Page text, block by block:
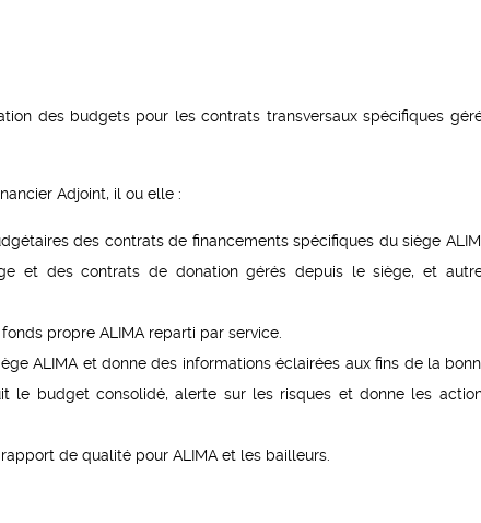
des budgets pour les contrats transversaux spécifiques
Adjoint, il ou elle :
des contrats de financements spécifiques du siège
et des contrats de donation gérés depuis le siège, et
propre ALIMA reparti par service.
ALIMA et donne des informations éclairées aux fins de la
le budget consolidé, alerte sur les risques et donne les
de qualité pour ALIMA et les bailleurs.